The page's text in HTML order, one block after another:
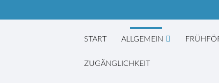
START ALLGEMEIN
ZUGÄNGLICHKEIT